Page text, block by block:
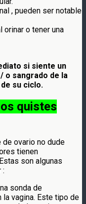
, pueden ser notable
orinar o tener una
si siente un
o sangrado de la
su ciclo.
quistes
ovario no dude
tienen
son algunas
:
sonda de
vagina. Este tipo de